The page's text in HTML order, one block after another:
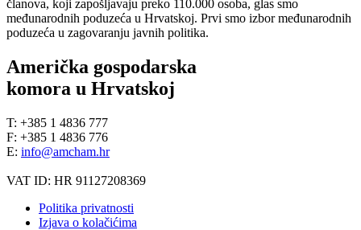
članova, koji zapošljavaju preko 110.000 osoba, glas smo
međunarodnih poduzeća u Hrvatskoj. Prvi smo izbor međunarodnih
poduzeća u zagovaranju javnih politika.
Američka gospodarska
komora u Hrvatskoj
T: +385 1 4836 777
F: +385 1 4836 776
E: info@amcham.hr
VAT ID: HR 91127208369
Politika privatnosti
Izjava o kolačićima